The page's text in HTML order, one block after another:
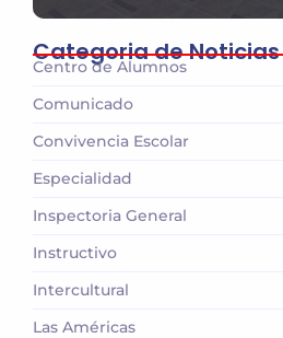
Categoria de Noticias
Centro de Alumnos
Comunicado
Convivencia Escolar
Especialidad
Inspectoria General
Instructivo
Intercultural
Las Américas